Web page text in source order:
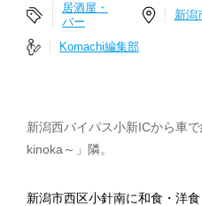
居酒屋・
バー
新潟
Komachi編集部
新潟西バイパス小新ICから車
kinoka～」隣。
新潟市西区小針南に和食・洋